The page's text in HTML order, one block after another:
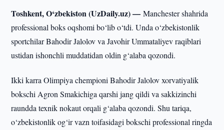
Toshkent, O‘zbekiston (UzDaily.uz) —Manchester shahrida
professional boks oqshomi bo‘lib o‘tdi. Unda o‘zbekistonlik
sportchilar Bahodir Jalolov va Javohir Ummataliyev raqiblari
ustidan ishonchli muddatidan oldin g‘alaba qozondi.
Ikki karra Olimpiya chempioni Bahodir Jalolov xorvatiyalik
bokschi Agron Smakichiga qarshi jang qildi va sakkizinchi
raundda texnik nokaut orqali g‘alaba qozondi. Shu tariqa,
o‘zbekistonlik og‘ir vazn toifasidagi bokschi professional ringda